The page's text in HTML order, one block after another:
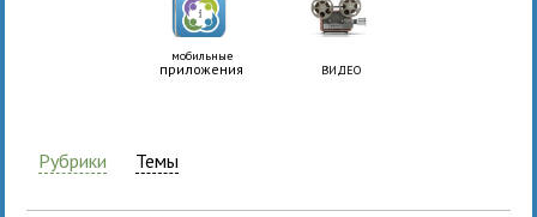
мобильные
приложения ВИДЕО
Рубрики Темы